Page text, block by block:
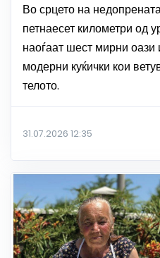
Во срцето на
петнаесет километри од
наоѓаат шест мирни
модерни куќички кои
телото.
31.07.2026 12:35